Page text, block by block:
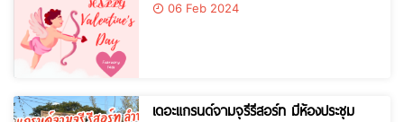
06 Feb 2024
เดอะแกรนด์จามจุรีรีสอร์ท มีห้องประชุม